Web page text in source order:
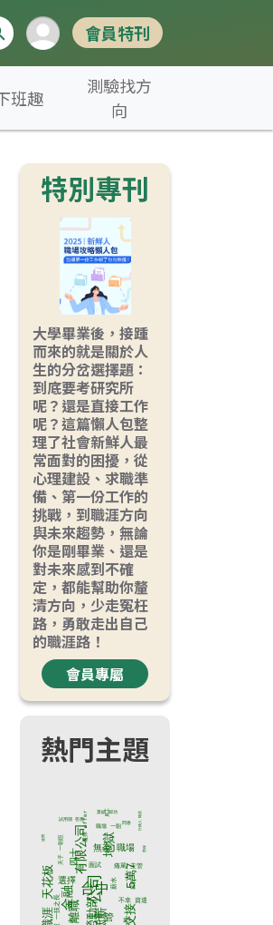
會員特刊
班趣
測驗找方
向
特別專刊
大學畢業後，接踵
而來的就是關於人
生的分岔選擇題：
到底要考研究所
呢？還是直接工作
呢？這篇懶人包整
理了社會新鮮人最
常面對的困擾，從
心理建設、求職準
備、第一份工作的
挑戰，到職涯方向
與未來趨勢，無論
你是剛畢業、還是
對未來感到不確
定，都能幫助你釐
清方向，少走冤枉
路，勇敢走出自己
的職涯路！
會員專屬
熱門主題